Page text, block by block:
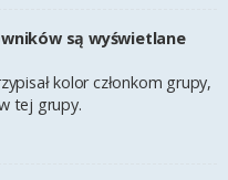
są wyświetlane
kolor członkom grupy,
tej grupy.